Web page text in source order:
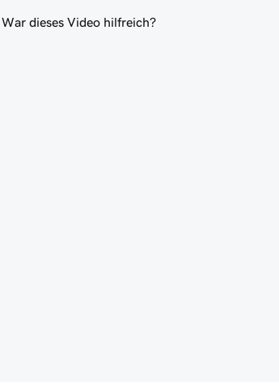
War dieses Video hilfreich?